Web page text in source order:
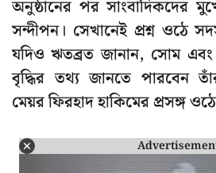
অনুষ্ঠানের পর সাংবাদিকদের
সন্দীপন। সেখানেই প্রশ্ন ওঠে
যদিও ঋতব্রত জানান, সোম এবং
বৃদ্ধির তথ্য জানতে পারবেন
মেয়র ফিরহাদ হাকিমের প্রসঙ্গ